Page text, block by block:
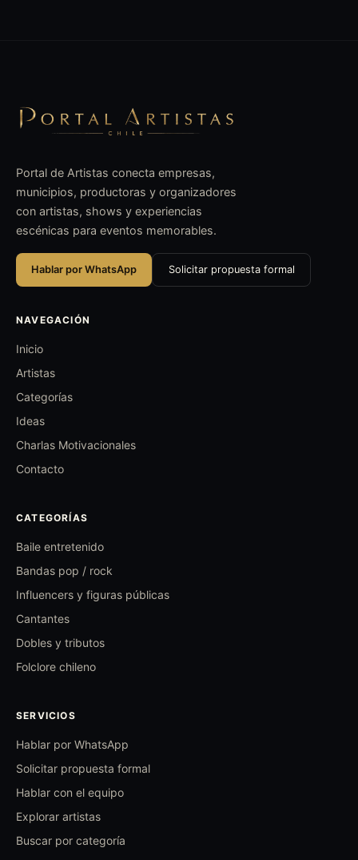
Portal de Artistas conecta empresas,
municipios, productoras y organizadores
con artistas, shows y experiencias
escénicas para eventos memorables.
Hablar por WhatsApp Solicitar propuesta formal
NAVEGACIÓN
Inicio
Artistas
Categorías
Ideas
Charlas Motivacionales
Contacto
CATEGORÍAS
Baile entretenido
Bandas pop / rock
Influencers y figuras públicas
Cantantes
Dobles y tributos
Folclore chileno
SERVICIOS
Hablar por WhatsApp
Solicitar propuesta formal
Hablar con el equipo
Explorar artistas
Buscar por categoría